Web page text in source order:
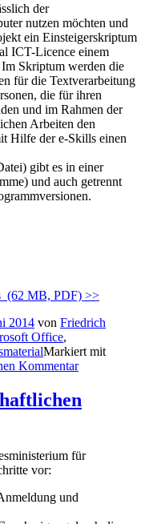
der
nutzen möchten und
ein Einsteigerskriptum
ICT-Licence einem
Skriptum werden die
für die Textverarbeitung
die für ihren
und im Rahmen der
Arbeiten den
Hilfe der e-Skills einen
gibt es in einer
und auch getrennt
(62 MB, PDF) >>
2014 von Friedrich
Office,
Markiert mit
Kommentar
für
vor:
und